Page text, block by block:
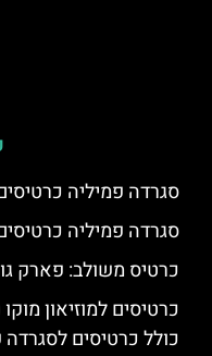
סגרדה פמיליה
סגרדה פמיליה
כרטיס משולב: פארק
כולל כרטיסים